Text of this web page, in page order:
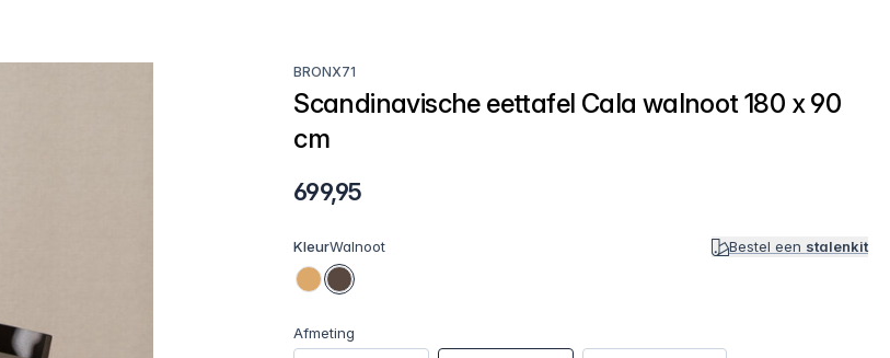
BRONX71
Scandinavische eettafel Cala walnoot 180 x 90
cm
699,95
KleurWalnoot Bestel een stalenkit
Afmeting